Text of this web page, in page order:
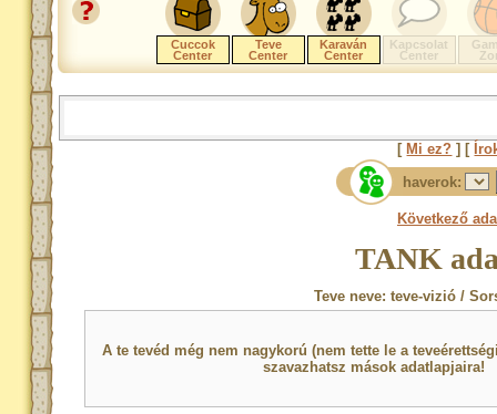
Cuccok
Center
Teve
Center
Karaván
Center
Kapcsolat
Center
[ Mi ez? ] [
haverok:
Következő
TANK
Teve neve: teve-vizió /
A te tevéd még nem nagykorú (nem tette le a
szavazhatsz mások adatlapjaira!